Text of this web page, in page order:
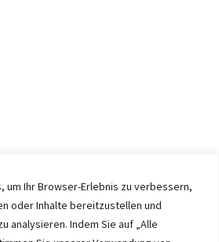
um Ihr Browser-Erlebnis zu verbessern,
oder Inhalte bereitzustellen und
analysieren. Indem Sie auf „Alle